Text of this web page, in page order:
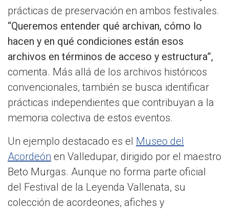
prácticas de preservación en ambos festivales.
“Queremos entender qué archivan, cómo lo
hacen y en qué condiciones están esos
archivos en términos de acceso y estructura”,
comenta. Más allá de los archivos históricos
convencionales, también se busca identificar
prácticas independientes que contribuyan a la
memoria colectiva de estos eventos.
Un ejemplo destacado es el Museo del
Acordeón en Valledupar, dirigido por el maestro
Beto Murgas. Aunque no forma parte oficial
del Festival de la Leyenda Vallenata, su
colección de acordeones, afiches y